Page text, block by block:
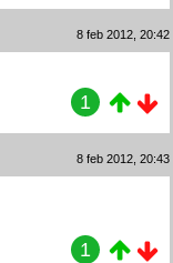
8 feb 2012, 20:42
1
8 feb 2012, 20:43
1